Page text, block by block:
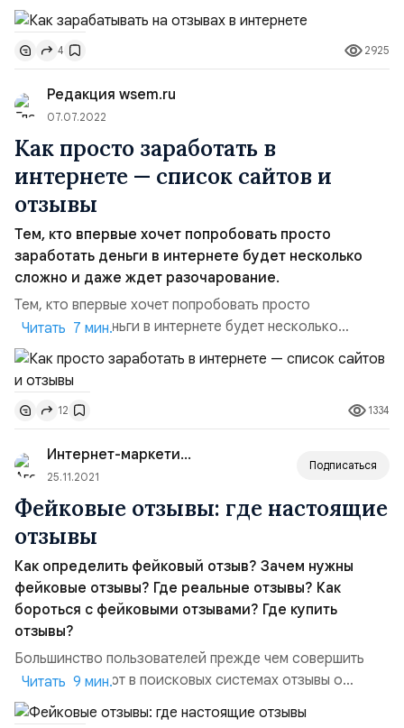
Но получается это далеко не у всех, поскольку для
этого нужна квалификация (навыки и опыт работы в
сфере программирования, дизайна, копирайтинга и
т.д.). Но заработать небольшие суммы денег на
карманные расходы, не отходя от компьютера или
смартфона, могут практ...
4 2925
Редакция wsem.ru
07.07.2022
Как просто заработать в
интернете — список сайтов и
отзывы
Тем, кто впервые хочет попробовать просто
заработать деньги в интернете будет несколько
сложно и даже ждет разочарование.
Тем, кто впервые хочет попробовать просто
заработать деньги в интернете будет несколько
сложно и даже ждет разочарование. «Халявных» денег
в интернете нет, но заработать в интернете можно
просто, даже не имея профессии — будучи студентом,
домохозяйкой или даже школьником. Трудности
поиска заработка в интернете объясняются ещё и тем,
что обычно тот,...
Читать 7 мин.
12 1334
Интернет-маркетинг для...
25.11.2021
Подписаться
Фейковые отзывы: где настоящие
отзывы
Как определить фейковый отзыв? Зачем нужны
фейковые отзывы? Где реальные отзывы? Как
бороться с фейковыми отзывами? Где купить
отзывы?
Большинство пользователей прежде чем совершить
покупку изучают в поисковых системах отзывы о
заинтересовавших их товарах и услугах. Но найти
настоящие отзывы реальных покупателей порой бывает
Читать 9 мин.